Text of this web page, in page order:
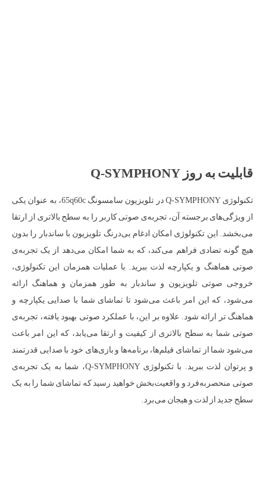
قابلیت به روز Q-SYMPHONY
تکنولوژی Q-SYMPHONY در تلویزیون سامسونگ 65q60c، به عنوان یکی
از ویژگی‌های برجسته آن، تجربه‌ی صوتی کاربر را به سطح بالاتری از ارتقا
می‌بخشد. این تکنولوژی امکان ادغام بی‌درنگ تلویزیون با ساندبار را بدون
هیچ گونه تضادی فراهم می‌کند، که به شما امکان می‌دهد از یک تجربه‌ی
صوتی هماهنگ و یکپارچه لذت ببرید. با عملیات همزمان این تکنولوژی،
خروجی صوتی تلویزیون و ساندبار به طور همزمان و هماهنگ ارائه
می‌شود، که این امر باعث می‌شود تا تماشای شما با صدایی یکپارچه و
هماهنگ تر ارائه شود. علاوه بر این، با عملکرد صوتی بهبود یافته، تجربه‌ی
صوتی شما به سطح بالاتری از کیفیت و ارتقا می‌یابد، که این امر باعث
می‌شود شما از تماشای فیلم‌ها، برنامه‌ها و بازی‌های خود با صدایی قدرتمند
و پرتوان لذت ببرید. با تکنولوژی Q-SYMPHONY، شما به یک تجربه‌ی
صوتی منحصربه‌فرد و واقعیت‌بخش خواهید رسید که تماشای شما را به یک
سطح جدید از لذت و هیجان می‌برد.